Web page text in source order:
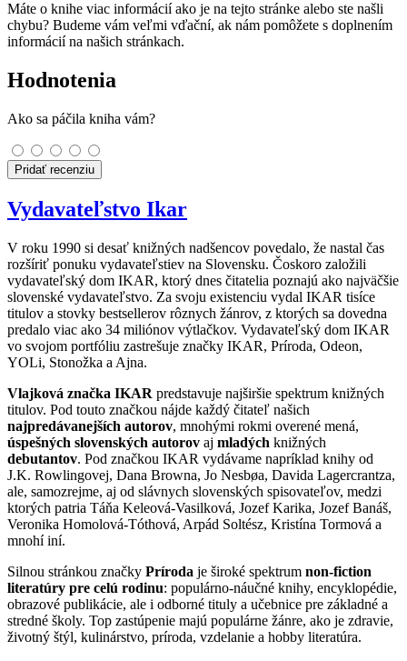
Máte o knihe viac informácií ako je na tejto stránke alebo ste našli
chybu? Budeme vám veľmi vďační, ak nám pomôžete s doplnením
informácií na našich stránkach.
Hodnotenia
Ako sa páčila kniha vám?
Pridať recenziu
Vydavateľstvo Ikar
V roku 1990 si desať knižných nadšencov povedalo, že nastal čas
rozšíriť ponuku vydavateľstiev na Slovensku. Čoskoro založili
vydavateľský dom IKAR, ktorý dnes čitatelia poznajú ako najväčšie
slovenské vydavateľstvo. Za svoju existenciu vydal IKAR tisíce
titulov a stovky bestsellerov rôznych žánrov, z ktorých sa dovedna
predalo viac ako 34 miliónov výtlačkov. Vydavateľský dom IKAR
vo svojom portfóliu zastrešuje značky IKAR, Príroda, Odeon,
YOLi, Stonožka a Ajna.
Vlajková značka IKAR predstavuje najširšie spektrum knižných
titulov. Pod touto značkou nájde každý čitateľ našich
najpredávanejších autorov, mnohými rokmi overené mená,
úspešných slovenských autorov aj mladých knižných
debutantov. Pod značkou IKAR vydávame napríklad knihy od
J.K. Rowlingovej, Dana Browna, Jo Nesbøa, Davida Lagercrantza,
ale, samozrejme, aj od slávnych slovenských spisovateľov, medzi
ktorých patria Táňa Keleová-Vasilková, Jozef Karika, Jozef Banáš,
Veronika Homolová-Tóthová, Arpád Soltész, Kristína Tormová a
mnohí iní.
Silnou stránkou značky Príroda je široké spektrum non-fiction
literatúry pre celú rodinu: populárno-náučné knihy, encyklopédie,
obrazové publikácie, ale i odborné tituly a učebnice pre základné a
stredné školy. Top zastúpenie majú populárne žánre, ako je zdravie,
životný štýl, kulinárstvo, príroda, vzdelanie a hobby literatúra.